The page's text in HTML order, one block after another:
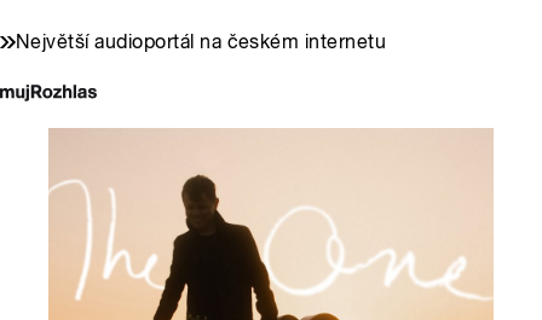
Největší audioportál na českém internetu